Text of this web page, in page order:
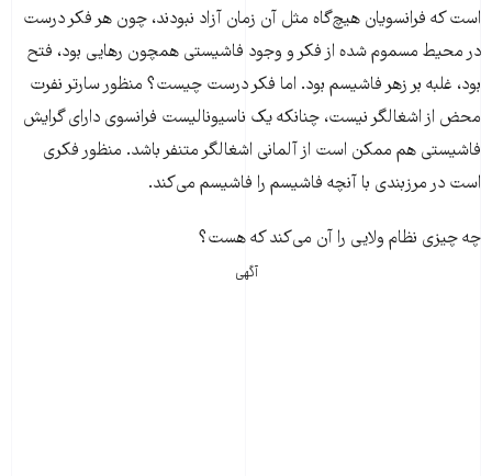
است که فرانسویان هیچ‌گاه مثل آن زمان آزاد نبودند، چون هر فکر درست
در محیط مسموم شده از فکر و وجود فاشیستی همچون رهایی بود، فتح
بود، غلبه بر زهر فاشیسم بود. اما فکر درست چیست؟ منظور سارتر نفرت
محض از اشغالگر نیست، چنانکه یک ناسیونالیست فرانسوی دارای گرایش
فاشیستی هم ممکن است از آلمانی اشغالگر متنفر باشد. منظور فکری
است در مرزبندی با آنچه فاشیسم را فاشیسم می‌کند.
چه چیزی نظام ولایی را آن می‌کند که هست؟
آگهی